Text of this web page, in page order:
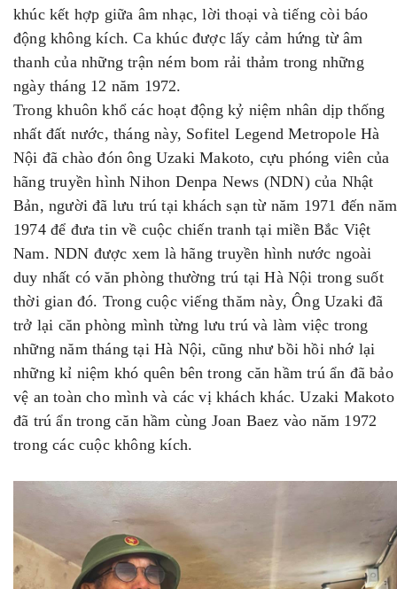
khúc kết hợp giữa âm nhạc, lời thoại và tiếng còi báo
động không kích. Ca khúc được lấy cảm hứng từ âm
thanh của những trận ném bom rải thảm trong những
ngày tháng 12 năm 1972.
Trong khuôn khổ các hoạt động kỷ niệm nhân dịp thống
nhất đất nước, tháng này, Sofitel Legend Metropole Hà
Nội đã chào đón ông Uzaki Makoto, cựu phóng viên của
hãng truyền hình Nihon Denpa News (NDN) của Nhật
Bản, người đã lưu trú tại khách sạn từ năm 1971 đến năm
1974 để đưa tin về cuộc chiến tranh tại miền Bắc Việt
Nam. NDN được xem là hãng truyền hình nước ngoài
duy nhất có văn phòng thường trú tại Hà Nội trong suốt
thời gian đó. Trong cuộc viếng thăm này, Ông Uzaki đã
trở lại căn phòng mình từng lưu trú và làm việc trong
những năm tháng tại Hà Nội, cũng như bồi hồi nhớ lại
những kỉ niệm khó quên bên trong căn hầm trú ẩn đã bảo
vệ an toàn cho mình và các vị khách khác. Uzaki Makoto
đã trú ẩn trong căn hầm cùng Joan Baez vào năm 1972
trong các cuộc không kích.